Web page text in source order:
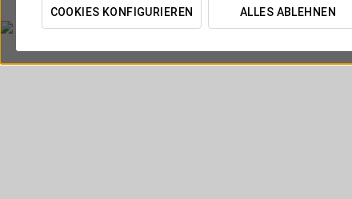
COOKIES KONFIGURIEREN ALLES ABLEHNEN